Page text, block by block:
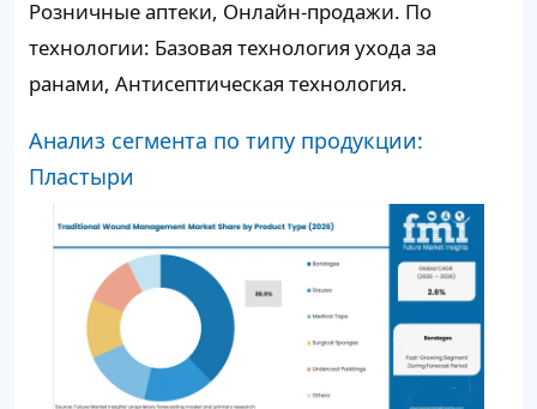
Розничные аптеки, Онлайн-продажи. По
технологии: Базовая технология ухода за
ранами, Антисептическая технология.
Анализ сегмента по типу продукции:
Пластыри